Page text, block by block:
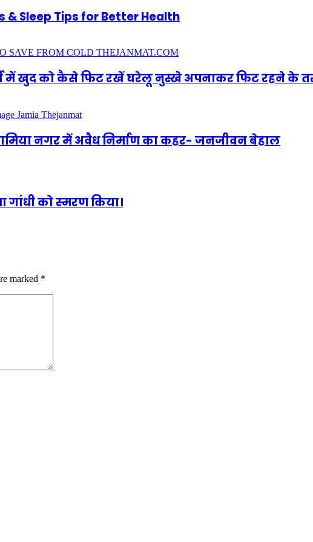
& Sleep Tips for Better Health
में खुद को कैसे फिट रखें घरेलू नुस्खे अपनाकर फिट रहने के
नगर में अवैध निर्माण का कहर- जनजीवन बेहाल
गांधी को स्‍मरण किया।
marked *